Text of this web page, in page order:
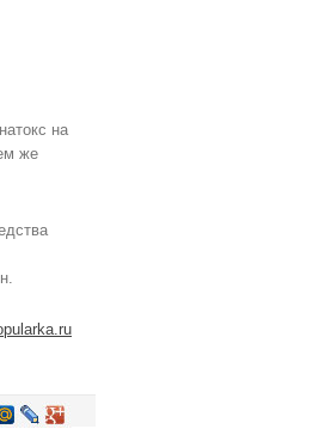
на
же